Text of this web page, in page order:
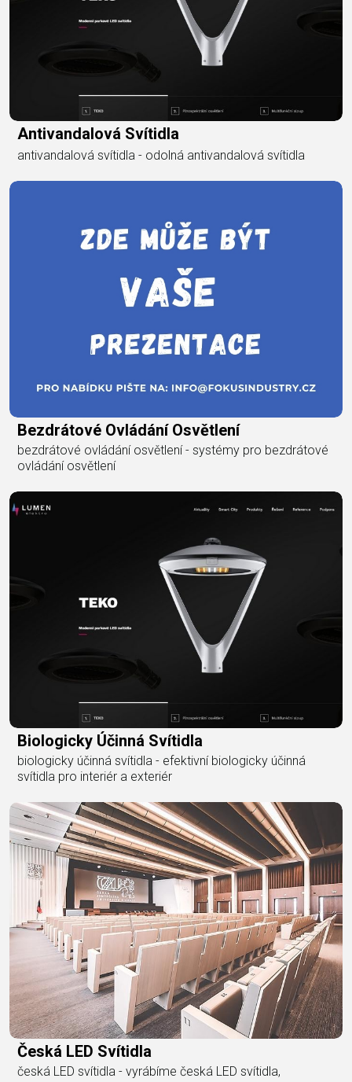
Antivandalová Svítidla
antivandalová svítidla - odolná antivandalová svítidla
Bezdrátové Ovládání Osvětlení
bezdrátové ovládání osvětlení - systémy pro bezdrátové
ovládání osvětlení
Biologicky Účinná Svítidla
biologicky účinná svítidla - efektivní biologicky účinná
svítidla pro interiér a exteriér
Česká LED Svítidla
česká LED svítidla - vyrábíme česká LED svítidla,